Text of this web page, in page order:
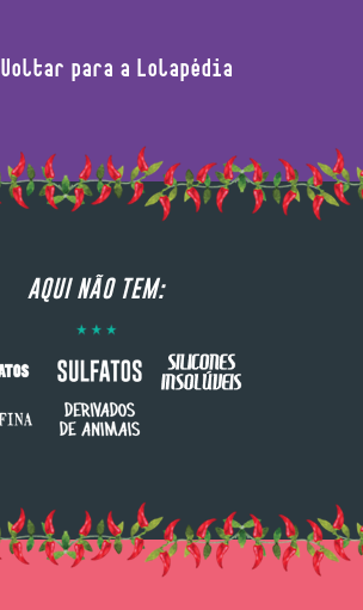
Voltar para a Lolapédia
AQUI NÃO TEM: